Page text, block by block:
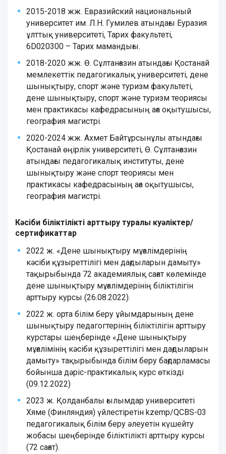
2015-2018 жж. Евразийский национальный
университет им. Л.Н. Гумилев атындағы Еуразия
ұлттық университеті, Тарих факультеті,
6D020300 – Тарих мамандығы.
2018-2020 жж. Ө. Сұлтанғазин атындағы Қостанай
мемлекеттік педагогикалық университеті, дене
шынықтыру, спорт және туризм факультеті,
дене шынықтыру, спорт және туризм теориясы
мен практикасы кафедрасының аға оқытушысы,
география магистрі.
2020-2024 жж. Ахмет Байтұрсынұлы атындағы
Қостанай өңірлік университеті, Ө. Сұлтанғазин
атындағы педагогикалық институты, дене
шынықтыру және спорт теориясы мен
практикасы кафедрасының аға оқытушысы,
география магистрі.
Кәсіби біліктілікті арттыру туралы куәліктер/
сертификаттар
2022 ж. «Дене шынықтыру мұғалімдерінің
кәсіби құзыреттілігі мен дағдыларын дамыту»
тақырыбында 72 академиялық сағат көлемінде
дене шынықтыру мұғалімдерінің біліктілігін
арттыру курсы (26.08.2022).
2022 ж. орта білім беру ұйымдарының дене
шынықтыру педагогтерінің біліктілігін арттыру
курстары шеңберінде «Дене шынықтыру
мұғалімінің кәсіби құзыреттілігі мен дағдыларын
дамыту» тақырыбында білім беру бағдарламасы
бойынша дәріс-практикалық курс өткізді
(09.12.2022)
2023 ж. Қолданбалы ғылымдар университеті
Хяме (Финляндия) үйлестіретін kzemp/QCBS-03
педагогикалық білім беру әлеуетін күшейту
жобасы шеңберінде біліктілікті арттыру курсы
(72 сағат).